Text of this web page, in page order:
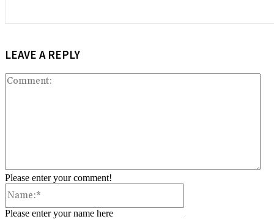
LEAVE A REPLY
Please enter your comment!
Please enter your name here